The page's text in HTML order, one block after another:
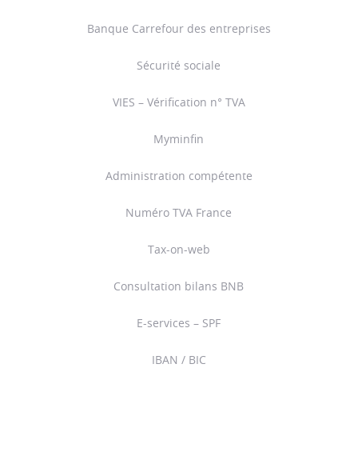
Banque Carrefour des entreprises
Sécurité sociale
VIES – Vérification n° TVA
Myminfin
Administration compétente
Numéro TVA France
Tax-on-web
Consultation bilans BNB
E-services – SPF
IBAN / BIC